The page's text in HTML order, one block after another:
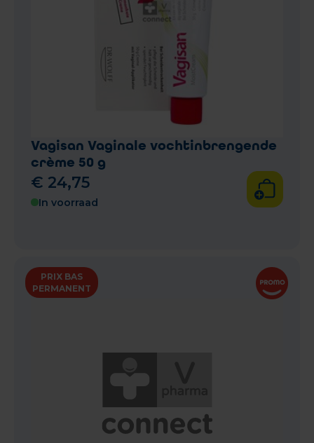
Vagisan Vaginale vochtinbrengende
crème 50 g
€ 24,75
In voorraad
PRIX BAS
PERMANENT